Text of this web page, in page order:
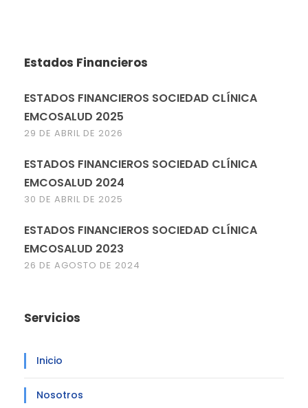
Estados Financieros
ESTADOS FINANCIEROS SOCIEDAD CLÍNICA
EMCOSALUD 2025
29 DE ABRIL DE 2026
ESTADOS FINANCIEROS SOCIEDAD CLÍNICA
EMCOSALUD 2024
30 DE ABRIL DE 2025
ESTADOS FINANCIEROS SOCIEDAD CLÍNICA
EMCOSALUD 2023
26 DE AGOSTO DE 2024
Servicios
Inicio
Nosotros